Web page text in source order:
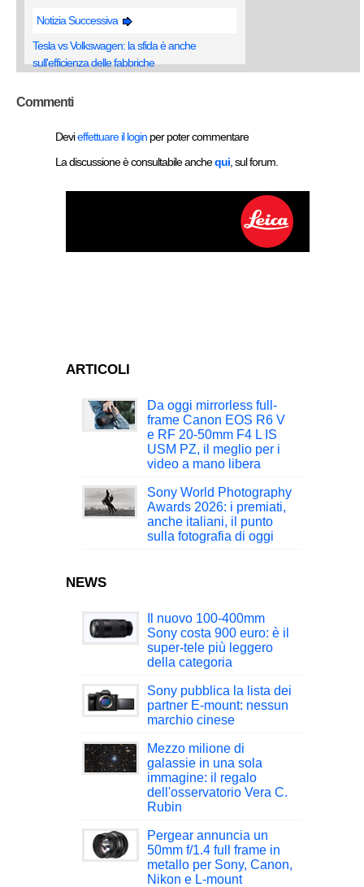
Notizia Successiva
Tesla vs Volkswagen: la sfida è anche
sull'efficienza delle fabbriche
Commenti
Devieffettuare il login per poter commentare
La discussione è consultabile anchequi , sul forum.
ARTICOLI
Da oggi mirrorless full-
frame Canon EOS R6 V
e RF 20-50mm F4 L IS
USM PZ, il meglio per i
video a mano libera
Sony World Photography
Awards 2026: i premiati,
anche italiani, il punto
sulla fotografia di oggi
NEWS
Il nuovo 100-400mm
Sony costa 900 euro: è il
super-tele più leggero
della categoria
Sony pubblica la lista dei
partner E-mount: nessun
marchio cinese
Mezzo milione di
galassie in una sola
immagine: il regalo
dell'osservatorio Vera C.
Rubin
Pergear annuncia un
50mm f/1.4 full frame in
metallo per Sony, Canon,
Nikon e L-mount